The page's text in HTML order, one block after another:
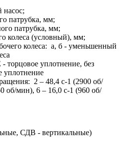
патрубка, мм;
патрубка, мм;
колеса (условный), мм;
колеса: а, б - уменьшенный
торцовое уплотнение, без
уплотнение
2 – 48,4 с-1 (2900 об/
об/мин), 6 – 16,0 с-1 (960 об/
СДВ - вертикальные)